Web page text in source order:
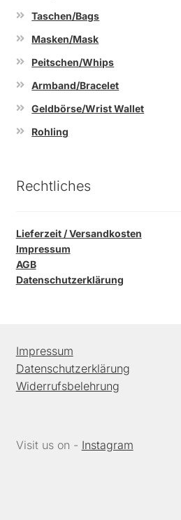
Taschen/Bags
Masken/Mask
Peitschen/Whips
Armband/Bracelet
Geldbörse/Wrist Wallet
Rohling
Rechtliches
Lieferzeit / Versandkosten
Impressum
AGB
Datenschutzerklärung
Impressum
Datenschutzerklärung
Widerrufsbelehrung
Visit us on - Instagram